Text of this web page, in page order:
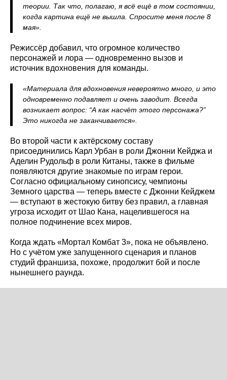
теории. Так что, полагаю, я всё ещё в том состоянии,
когда картина ещё не вышла. Спросите меня после 8
мая».
Режиссёр добавил, что огромное количество
персонажей и лора — одновременно вызов и
источник вдохновения для команды.
«Материала для вдохновения невероятно много, и это
одновременно подавляет и очень заводит. Всегда
возникает вопрос: “А как насчёт этого персонажа?”
Это никогда не заканчивается».
Во второй части к актёрскому составу
присоединились Карл Урбан в роли Джонни Кейджа и
Аделин Рудольф в роли Китаны, также в фильме
появляются другие знакомые по играм герои.
Согласно официальному синопсису, чемпионы
Земного царства — теперь вместе с Джонни Кейджем
— вступают в жестокую битву без правил, а главная
угроза исходит от Шао Кана, нацелившегося на
полное подчинение всех миров.
Когда ждать «Мортал Комбат 3», пока не объявлено.
Но с учётом уже запущенного сценария и планов
студий франшиза, похоже, продолжит бой и после
нынешнего раунда.